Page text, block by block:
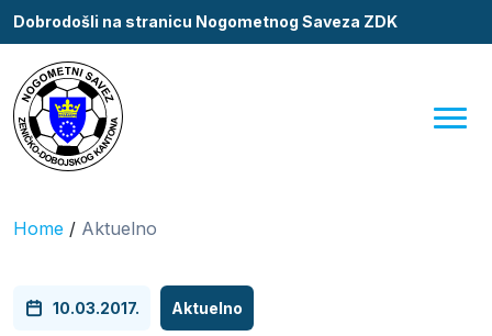
Dobrodošli na stranicu Nogometnog Saveza ZDK
Home / Aktuelno
10.03.2017. Aktuelno